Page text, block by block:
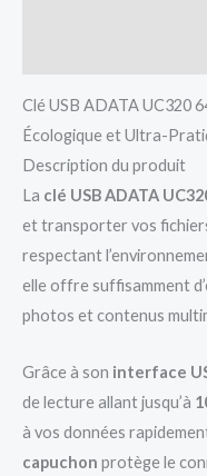
Clé USB ADATA UC320
Écologique et Ultra-
Description du produit
La clé USB ADATA
et transporter vos
respectant
elle offre suffisamment
photos et contenus
Grâce à son interface
de lecture allant jusqu’à
à vos données
capuchon protège le